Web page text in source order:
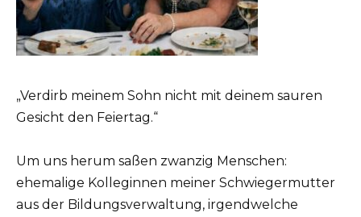
„Verdirb meinem Sohn nicht mit deinem sauren
Gesicht den Feiertag.“
Um uns herum saßen zwanzig Menschen:
ehemalige Kolleginnen meiner Schwiegermutter
aus der Bildungsverwaltung, irgendwelche